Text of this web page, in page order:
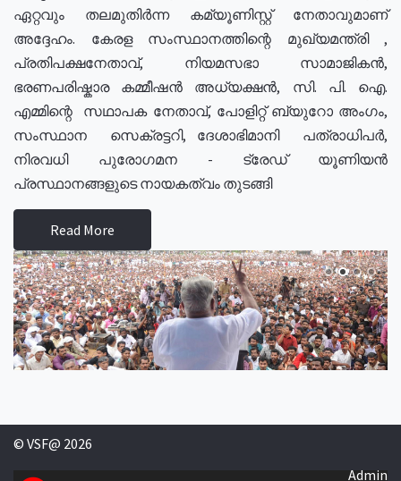
ഏറ്റവും തലമുതിർന്ന കമ്യൂണിസ്റ്റ് നേതാവുമാണ്
അദ്ദേഹം. കേരള സംസ്ഥാനത്തിന്റെ മുഖ്യമന്ത്രി ,
പ്രതിപക്ഷനേതാവ്, നിയമസഭാ സാമാജികൻ,
ഭരണപരിഷ്കാര കമ്മീഷൻ അധ്യക്ഷൻ, സി. പി. ഐ.
എമ്മിന്റെ സഥാപക നേതാവ്, പോളിറ്റ് ബ്യുറോ അംഗം,
സംസ്ഥാന സെക്രട്ടറി, ദേശാഭിമാനി പത്രാധിപർ,
നിരവധി പുരോഗമന - ട്രേഡ് യൂണിയൻ
പ്രസ്ഥാനങ്ങളുടെ നായകത്വം തുടങ്ങി
Read More
© VSF@ 2026
Admin